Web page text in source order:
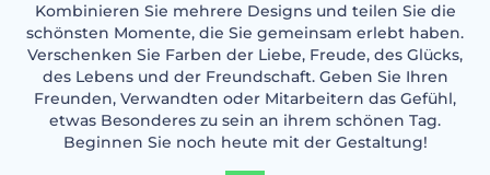
Kombinieren Sie mehrere Designs und teilen Sie die
schönsten Momente, die Sie gemeinsam erlebt haben.
Verschenken Sie Farben der Liebe, Freude, des Glücks,
des Lebens und der Freundschaft. Geben Sie Ihren
Freunden, Verwandten oder Mitarbeitern das Gefühl,
etwas Besonderes zu sein an ihrem schönen Tag.
Beginnen Sie noch heute mit der Gestaltung!